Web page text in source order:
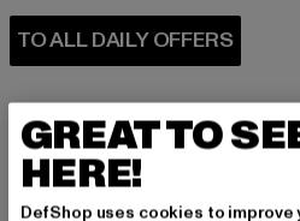
TO ALL DAILY OFFERS
GREAT TO
HERE!
DefShop uses cookies to improve